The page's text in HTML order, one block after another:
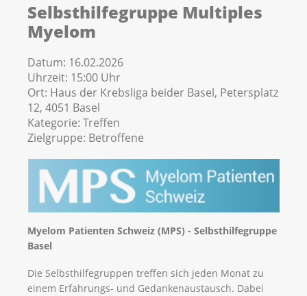
Selbsthilfegruppe Multiples
Myelom
Datum: 16.02.2026
Uhrzeit: 15:00 Uhr
Ort: Haus der Krebsliga beider Basel, Petersplatz
12, 4051 Basel
Kategorie: Treffen
Zielgruppe: Betroffene
Myelom Patienten Schweiz (MPS) - Selbsthilfegruppe
Basel
Die Selbsthilfegruppen treffen sich jeden Monat zu
einem Erfahrungs- und Gedankenaustausch. Dabei